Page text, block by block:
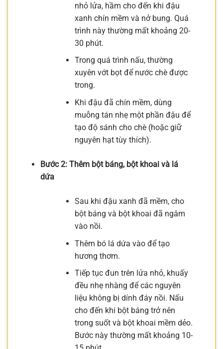
nhỏ lửa, hầm cho đến khi đậu
xanh chín mềm và nở bung. Quá
trình này thường mất khoảng 20-
30 phút.
Trong quá trình nấu, thường
xuyên vớt bọt để nước chè được
trong.
Khi đậu đã chín mềm, dùng
muỗng tán nhẹ một phần đậu để
tạo độ sánh cho chè (hoặc giữ
nguyên hạt tùy thích).
Bước 2: Thêm bột báng, bột khoai và lá
dứa
Sau khi đậu xanh đã mềm, cho
bột báng và bột khoai đã ngâm
vào nồi.
Thêm bó lá dứa vào để tạo
hương thơm.
Tiếp tục đun trên lửa nhỏ, khuấy
đều nhẹ nhàng để các nguyên
liệu không bị dính đáy nồi. Nấu
cho đến khi bột báng trở nên
trong suốt và bột khoai mềm dẻo.
Bước này thường mất khoảng 10-